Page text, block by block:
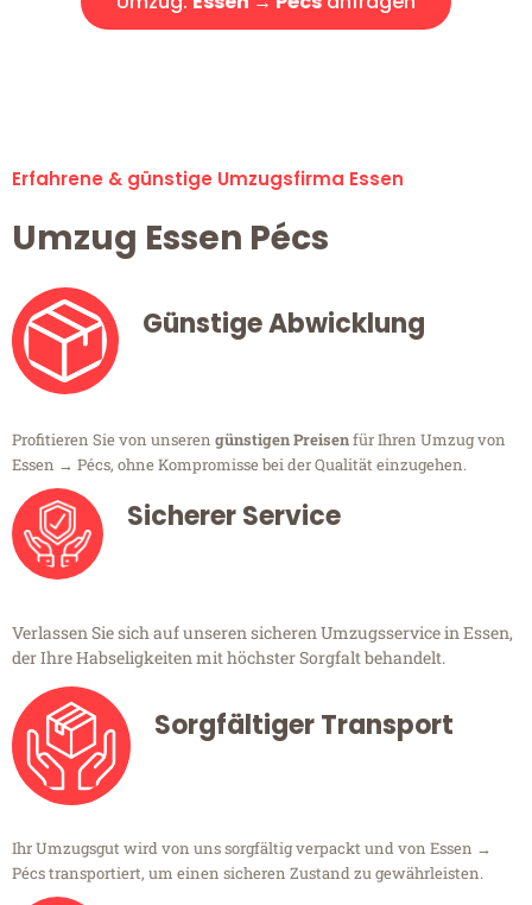
Erfahrene & günstige Umzugsfirma Essen
Umzug Essen Pécs
Günstige Abwicklung
Profitieren Sie von unseren günstigen Preisenfür Ihren Umzug von
Essen → Pécs, ohne Kompromisse bei der Qualität einzugehen.
Sicherer Service
Verlassen Sie sich auf unseren sicheren Umzugsservice in Essen,
der Ihre Habseligkeiten mit höchster Sorgfalt behandelt.
Sorgfältiger Transport
Ihr Umzugsgut wird von uns sorgfältig verpackt und von Essen →
Pécs transportiert, um einen sicheren Zustand zu gewährleisten.